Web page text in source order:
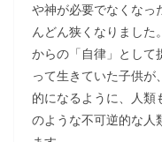
や神が必要でなくなっ
んどん狭くなりました
からの「自律」として
って生きていた子供
的になるように、人類
のような不可逆的な人